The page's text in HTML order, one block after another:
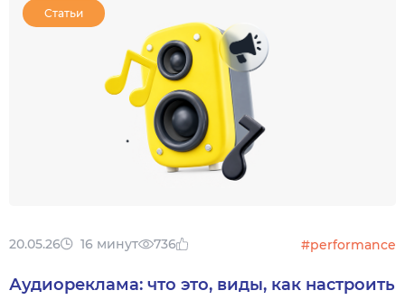
Статьи
20.05.26 16 минут 736 #performance
Аудиореклама: что это, виды, как настроить